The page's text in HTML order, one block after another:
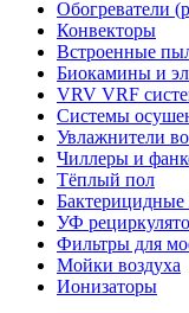
Обогреватели
Конвекторы
Встроенные
Биокамины и
VRV VRF
Системы
Увлажнители
Чиллеры и
Тёплый пол
УФ
Фильтры для
Мойки воздуха
Ионизаторы